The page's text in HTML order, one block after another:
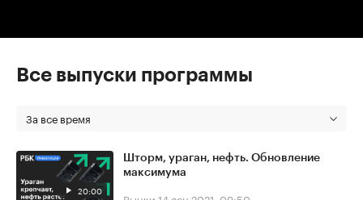
Все выпуски программы
За все время
20:00
Шторм, ураган, нефть. Обновление
максимума